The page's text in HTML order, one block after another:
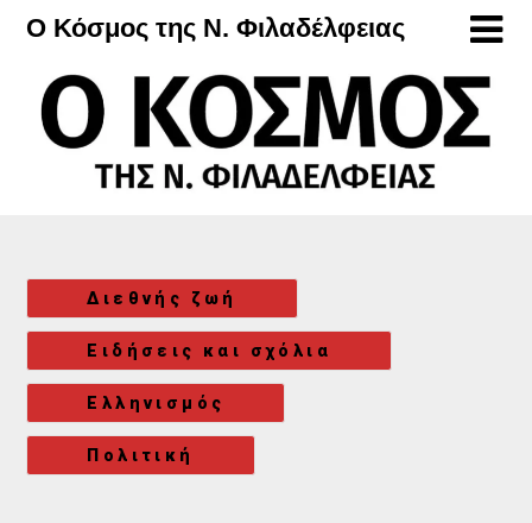
Μετάβαση
περιεχόμενο
Ο Κόσμος της Ν. Φιλαδέλφειας
Διεθνής ζωή
Ειδήσεις και σχόλια
Ελληνισμός
Πολιτική